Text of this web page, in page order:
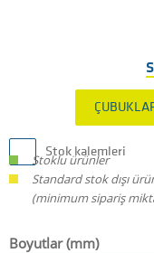
Stok kalemleri
Stoklu ürünler
Standard stok dışı
(minimum sipariş
Boyutlar (mm)